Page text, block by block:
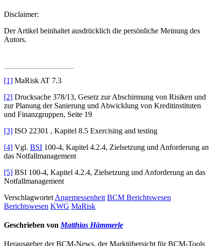
Disclaimer:
Der Artikel beinhaltet ausdrücklich die persönliche Meinung des
Autors.
[1] MaRisk AT 7.3
[2] Drucksache 378/13, Gesetz zur Abschirmung von Risiken und
zur Planung der Sanierung und Abwicklung von Kreditinstituten
und Finanzgruppen, Seite 19
[3] ISO 22301 , Kapitel 8.5 Exercising and testing
[4] Vgl. BSI 100-4, Kapitel 4.2.4, Zielsetzung und Anforderung an
das Notfallmanagement
[5] BSI 100-4, Kapitel 4.2.4, Zielsetzung und Anforderung an das
Notfallmanagement
Verschlagwortet Angemessenheit BCM Berichtswesen
Berichtswesen KWG MaRisk
Geschrieben von Matthias Hämmerle
Herausgeber der BCM-News, der Marktübersicht für BCM-Tools